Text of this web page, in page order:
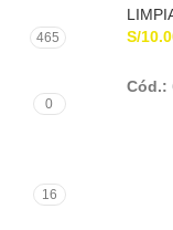
465
0
16
S/
Cód.: